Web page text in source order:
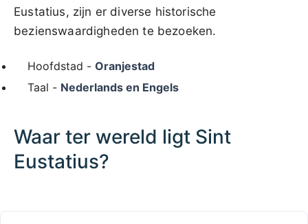
Eustatius, zijn er diverse historische
bezienswaardigheden te bezoeken.
Hoofdstad - Oranjestad
Taal - Nederlands en Engels
Waar ter wereld ligt Sint
Eustatius?